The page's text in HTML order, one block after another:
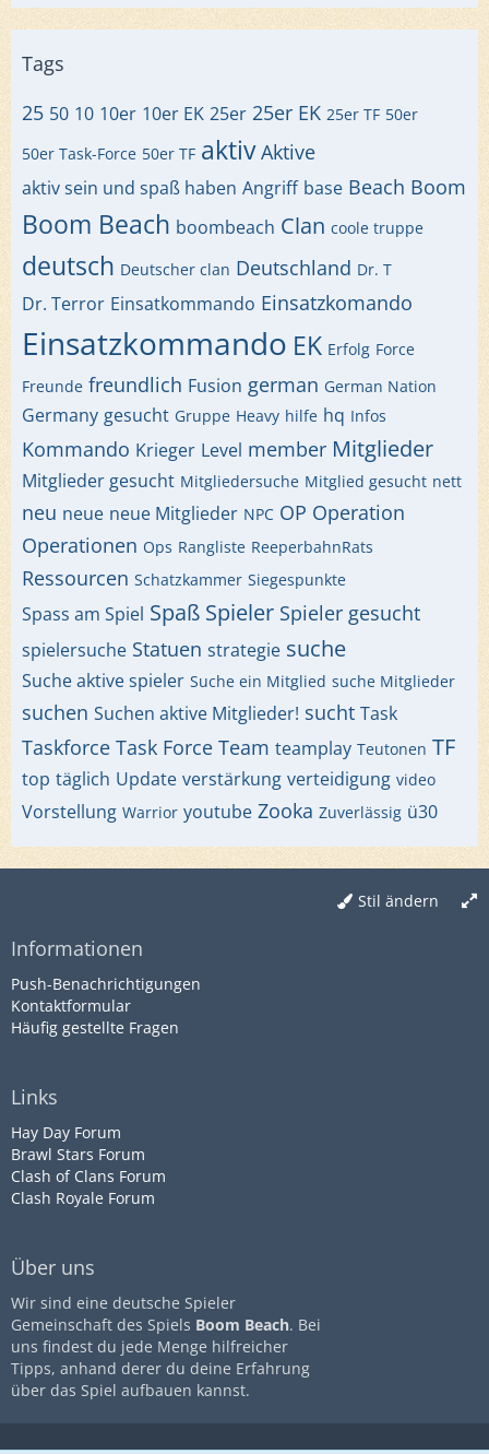
Tags
25 50 10 10er 10er EK 25er 25er EK 25er TF 50er
50er Task-Force 50er TF aktiv Aktive
aktiv sein und spaß haben Angriff base Beach Boom
Boom Beach boombeach Clan coole truppe
deutsch Deutscher clan Deutschland Dr. T
Dr. Terror Einsatkommando Einsatzkomando
Einsatzkommando EK Erfolg Force
Freunde freundlich Fusion german German Nation
Germany gesucht Gruppe Heavy hilfe hq Infos
Kommando Krieger Level member Mitglieder
Mitglieder gesucht Mitgliedersuche Mitglied gesucht nett
neu neue neue Mitglieder NPC OP Operation
Operationen Ops Rangliste ReeperbahnRats
Ressourcen Schatzkammer Siegespunkte
Spass am Spiel Spaß Spieler Spieler gesucht
spielersuche Statuen strategie suche
Suche aktive spieler Suche ein Mitglied suche Mitglieder
suchen Suchen aktive Mitglieder! sucht Task
Taskforce Task Force Team teamplay Teutonen TF
top täglich Update verstärkung verteidigung video
Vorstellung Warrior youtube Zooka Zuverlässig ü30
Stil ändern
Informationen
Push-Benachrichtigungen
Kontaktformular
Häufig gestellte Fragen
Links
Hay Day Forum
Brawl Stars Forum
Clash of Clans Forum
Clash Royale Forum
Über uns
Wir sind eine deutsche Spieler
Gemeinschaft des Spiels Boom Beach. Bei
uns findest du jede Menge hilfreicher
Tipps, anhand derer du deine Erfahrung
über das Spiel aufbauen kannst.